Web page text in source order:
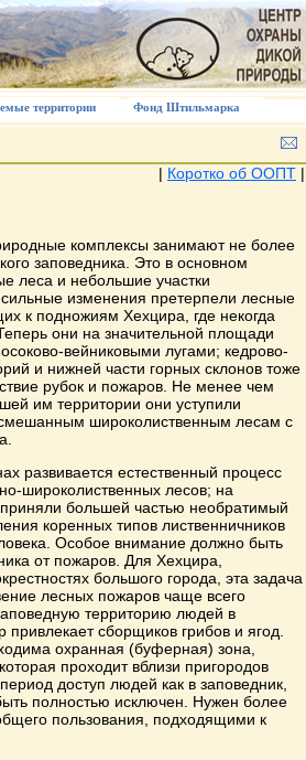
территории Фонд Штильмарка
| Коротко об ООПТ |
комплексы занимают не более
заповедника. Это в основном
леса и небольшие участки
изменения претерпели лесные
к подножиям Хехцира, где некогда
они на значительной площади
вейниковыми лугами; кедрово-
и нижней части горных склонов тоже
рубок и пожаров. Не менее чем
им территории они уступили
широколиственным лесам с
развивается естественный процесс
широколиственных лесов; на
большей частью необратимый
коренных типов лиственничников
Особое внимание должно быть
от пожаров. Для Хехцира,
большого города, эта задача
лесных пожаров чаще всего
территорию людей в
сборщиков грибов и ягод.
охранная (буферная) зона,
проходит вблизи пригородов
доступ людей как в заповедник,
полностью исключен. Нужен более
пользования, подходящими к